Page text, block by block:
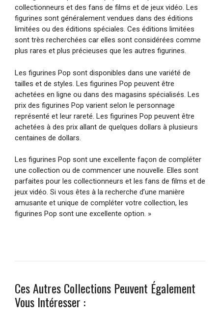
collectionneurs et des fans de films et de jeux vidéo. Les
figurines sont généralement vendues dans des éditions
limitées ou des éditions spéciales. Ces éditions limitées
sont très recherchées car elles sont considérées comme
plus rares et plus précieuses que les autres figurines.
Les figurines Pop sont disponibles dans une variété de
tailles et de styles. Les figurines Pop peuvent être
achetées en ligne ou dans des magasins spécialisés. Les
prix des figurines Pop varient selon le personnage
représenté et leur rareté. Les figurines Pop peuvent être
achetées à des prix allant de quelques dollars à plusieurs
centaines de dollars.
Les figurines Pop sont une excellente façon de compléter
une collection ou de commencer une nouvelle. Elles sont
parfaites pour les collectionneurs et les fans de films et de
jeux vidéo. Si vous êtes à la recherche d’une manière
amusante et unique de compléter votre collection, les
figurines Pop sont une excellente option. »
Ces Autres Collections Peuvent Également
Vous Intéresser :